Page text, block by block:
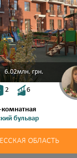
6.02млн.грн.
2 6
комнатная
бульвар
ОБЛАСТЬ